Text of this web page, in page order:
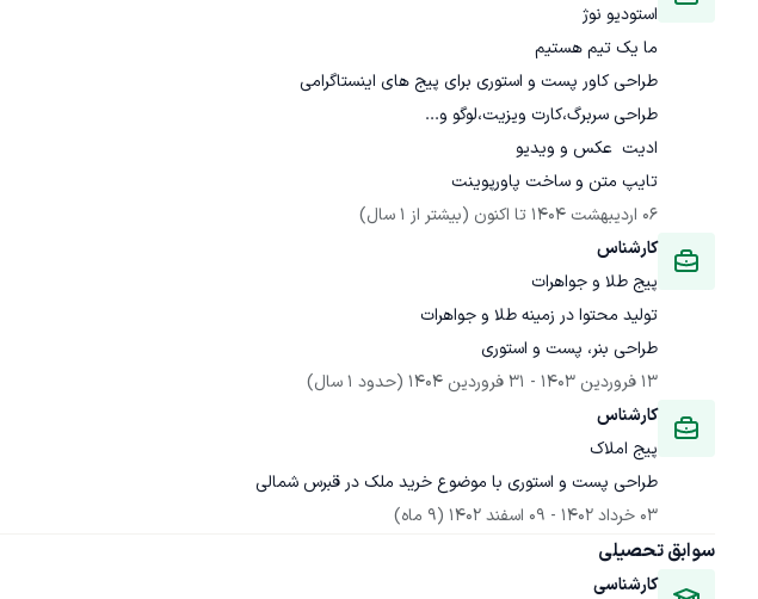
استودیو نوژ
تایپ متن و ساخت پاورپوینت
06 اردیبهشت 1404
تا اکنون (بیشتر از 1 سال)
کارشناس
پیج طلا و جواهرات
طراحی بنر، پست و استوری
13 فروردین 1403
- 31 فروردین 1404
(حدود 1 سال)
کارشناس
پیج املاک
طراحی پست و استوری با موضوع خرید ملک در قبرس شمالی
03 خرداد 1402
- 09 اسفند 1402 (9 ماه)
سوابق تحصیلی
کارشناسی